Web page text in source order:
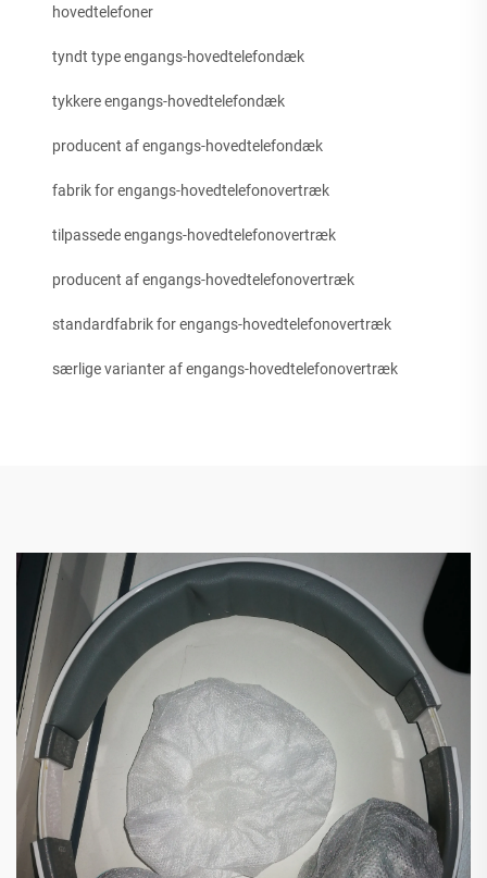
hovedtelefoner
tyndt type engangs-hovedtelefondæk
tykkere engangs-hovedtelefondæk
producent af engangs-hovedtelefondæk
fabrik for engangs-hovedtelefonovertræk
tilpassede engangs-hovedtelefonovertræk
producent af engangs-hovedtelefonovertræk
standardfabrik for engangs-hovedtelefonovertræk
særlige varianter af engangs-hovedtelefonovertræk